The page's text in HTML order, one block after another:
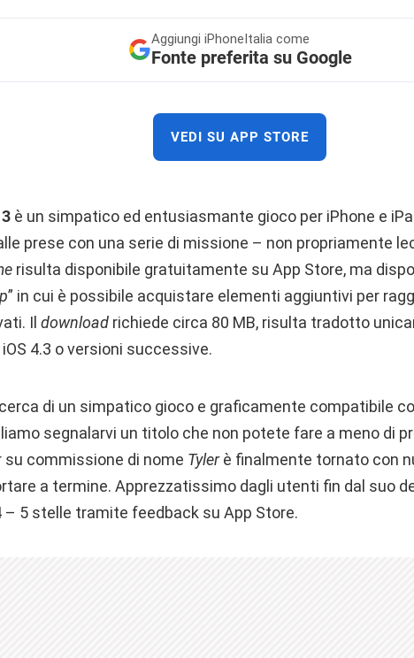
Aggiungi iPhoneItalia come
Fonte preferita su Google
VEDI SU APP STORE
è un simpatico ed entusiasmante gioco per iPhone e
prese con una serie di missione – non propriamente
risulta disponibile gratuitamente su App Store, ma
” in cui è possibile acquistare elementi aggiuntivi per
Il download richiede circa 80 MB, risulta tradotto
4.3 o versioni successive.
di un simpatico gioco e graficamente compatibile
segnalarvi un titolo che non potete fare a meno di
su commissione di nome Tylerè finalmente tornato con
a termine. Apprezzatissimo dagli utenti fin dal suo
– 5 stelle tramite feedback su App Store.